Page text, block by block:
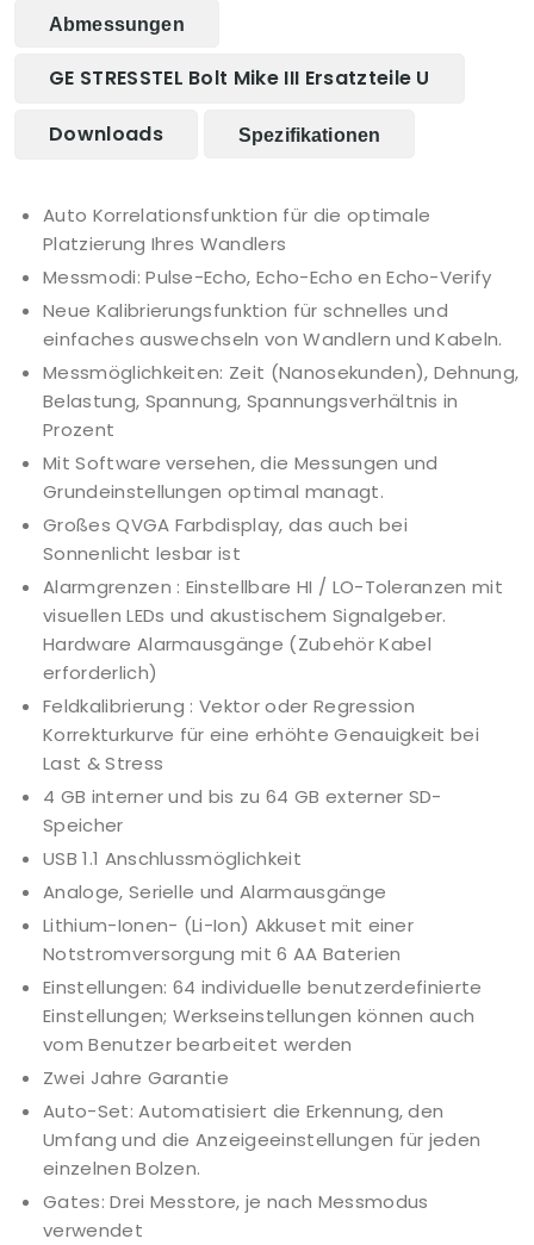
Abmessungen
GE STRESSTEL Bolt Mike III Ersatzteile U
Downloads Spezifikationen
Auto Korrelationsfunktion für die optimale
Platzierung Ihres Wandlers
Messmodi: Pulse-Echo, Echo-Echo en Echo-Verify
Neue Kalibrierungsfunktion für schnelles und
einfaches auswechseln von Wandlern und Kabeln.
Messmöglichkeiten: Zeit (Nanosekunden), Dehnung,
Belastung, Spannung, Spannungsverhältnis in
Prozent
Mit Software versehen, die Messungen und
Grundeinstellungen optimal managt.
Großes QVGA Farbdisplay, das auch bei
Sonnenlicht lesbar ist
Alarmgrenzen : Einstellbare HI / LO-Toleranzen mit
visuellen LEDs und akustischem Signalgeber.
Hardware Alarmausgänge (Zubehör Kabel
erforderlich)
Feldkalibrierung : Vektor oder Regression
Korrekturkurve für eine erhöhte Genauigkeit bei
Last & Stress
4 GB interner und bis zu 64 GB externer SD-
Speicher
USB 1.1 Anschlussmöglichkeit
Analoge, Serielle und Alarmausgänge
Lithium-Ionen- (Li-Ion) Akkuset mit einer
Notstromversorgung mit 6 AA Baterien
Einstellungen: 64 individuelle benutzerdefinierte
Einstellungen; Werkseinstellungen können auch
vom Benutzer bearbeitet werden
Zwei Jahre Garantie
Auto-Set: Automatisiert die Erkennung, den
Umfang und die Anzeigeeinstellungen für jeden
einzelnen Bolzen.
Gates: Drei Messtore, je nach Messmodus
verwendet